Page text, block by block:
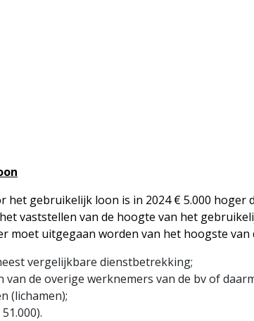
het gebruikelijk loon is in 2024 € 5.000 hoger
vaststellen van de hoogte van het
moet uitgegaan worden van het hoogste van
vergelijkbare dienstbetrekking;
van de overige werknemers van de bv of
(lichamen);